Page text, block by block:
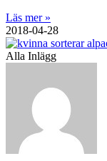
Läs mer »
2018-04-28
Alla Inlägg